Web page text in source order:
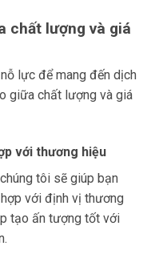
chất lượng và giá
lực để mang đến dịch
giữa chất lượng và giá
với thương hiệu
tôi sẽ giúp bạn
với định vị thương
tạo ấn tượng tốt với